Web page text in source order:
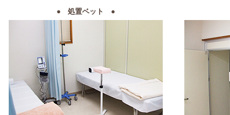
● 処置ベット ●